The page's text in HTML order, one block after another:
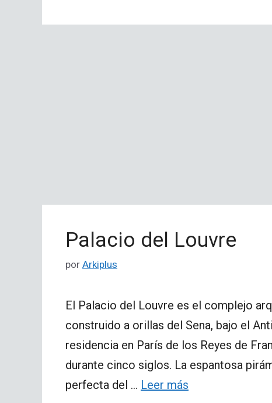
Palacio del Louvre
por Arkiplus
El Palacio del Louvre es el complejo
construido a orillas del Sena, bajo el
residencia en París de los Reyes de
durante cinco siglos. La espantosa
perfecta del … Leer más